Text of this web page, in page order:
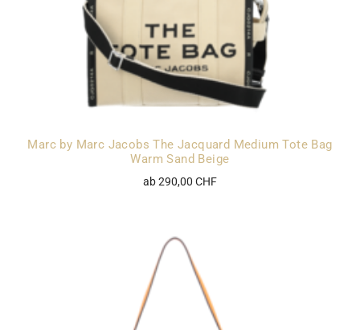
Marc by Marc Jacobs The Jacquard Medium Tote Bag
Warm Sand Beige
ab 290,00 CHF